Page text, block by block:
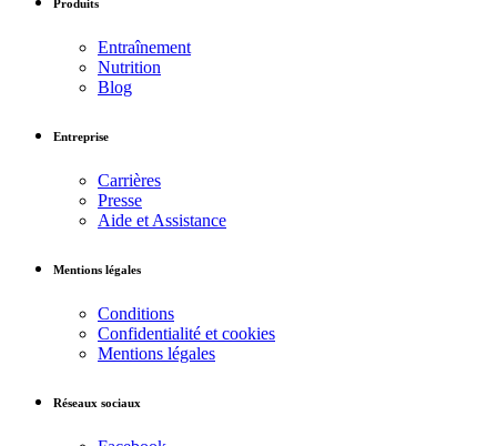
Produits
Entraînement
Nutrition
Blog
Entreprise
Carrières
Presse
Aide et Assistance
Mentions légales
Conditions
Confidentialité et cookies
Mentions légales
Réseaux sociaux